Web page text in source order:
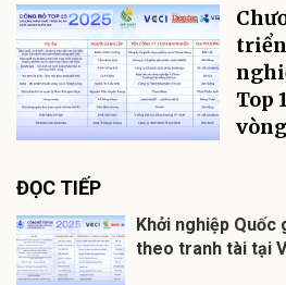
Top
ĐỌC TIẾP
Khởi nghiệp Quốc
theo tranh tài tại